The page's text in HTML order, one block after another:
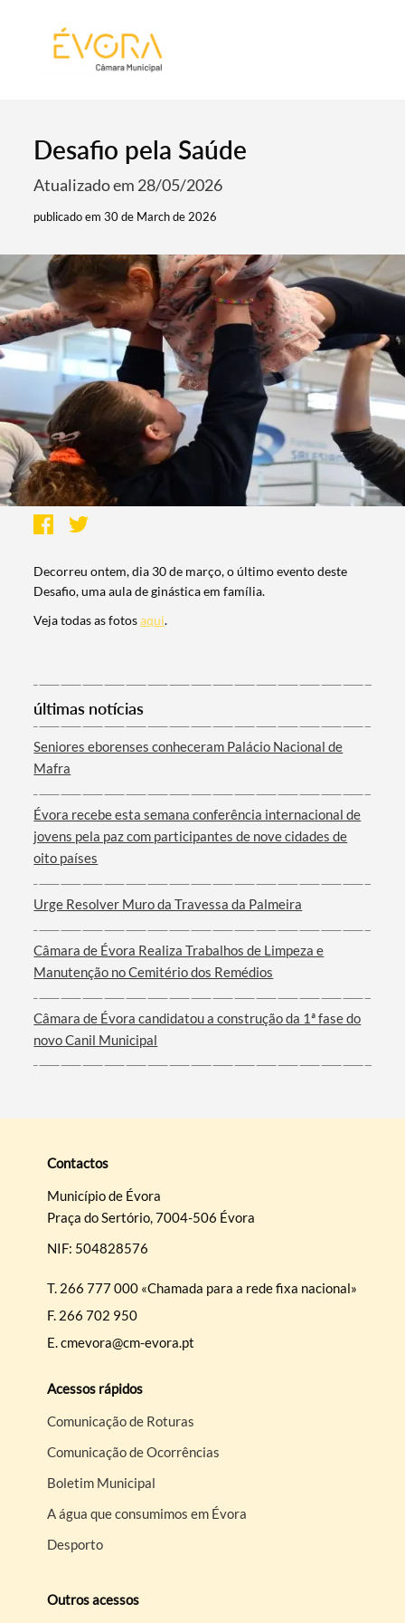
Termo de Pesquisa
Filtros
Desafio pela Saúde
Atualizado em 28/05/2026
publicado em 30 de March de 2026
Decorreu ontem, dia 30 de março, o último evento deste
Desafio, uma aula de ginástica em família.
Veja todas as fotosaqui.
últimas notícias
Seniores eborenses conheceram Palácio Nacional de
Mafra
Évora recebe esta semana conferência internacional de
jovens pela paz com participantes de nove cidades de
oito países
Urge Resolver Muro da Travessa da Palmeira
Câmara de Évora Realiza Trabalhos de Limpeza e
Manutenção no Cemitério dos Remédios
Câmara de Évora candidatou a construção da 1ª fase do
novo Canil Municipal
Contactos
Município de Évora
Praça do Sertório, 7004-506 Évora
NIF: 504828576
T. 266 777 000 «Chamada para a rede fixa nacional»
F. 266 702 950
E.cmevora@cm-evora.pt
Acessos rápidos
Comunicação de Roturas
Comunicação de Ocorrências
Boletim Municipal
A água que consumimos em Évora
Desporto
Outros acessos